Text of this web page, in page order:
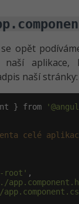
softwaru
-80%
-30%
opět
naší
naší stránky:
} from
celé
root' ,